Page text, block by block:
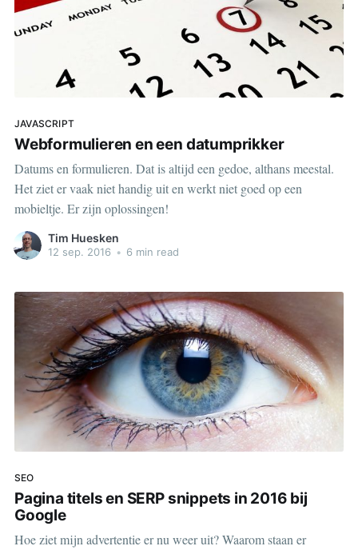
JAVASCRIPT
Webformulieren en een datumprikker
Datums en formulieren. Dat is altijd een gedoe, althans meestal.
Het ziet er vaak niet handig uit en werkt niet goed op een
mobieltje. Er zijn oplossingen!
Tim Huesken
12 sep. 2016 • 6 min read
SEO
Pagina titels en SERP snippets in 2016 bij
Google
Hoe ziet mijn advertentie er nu weer uit? Waarom staan er